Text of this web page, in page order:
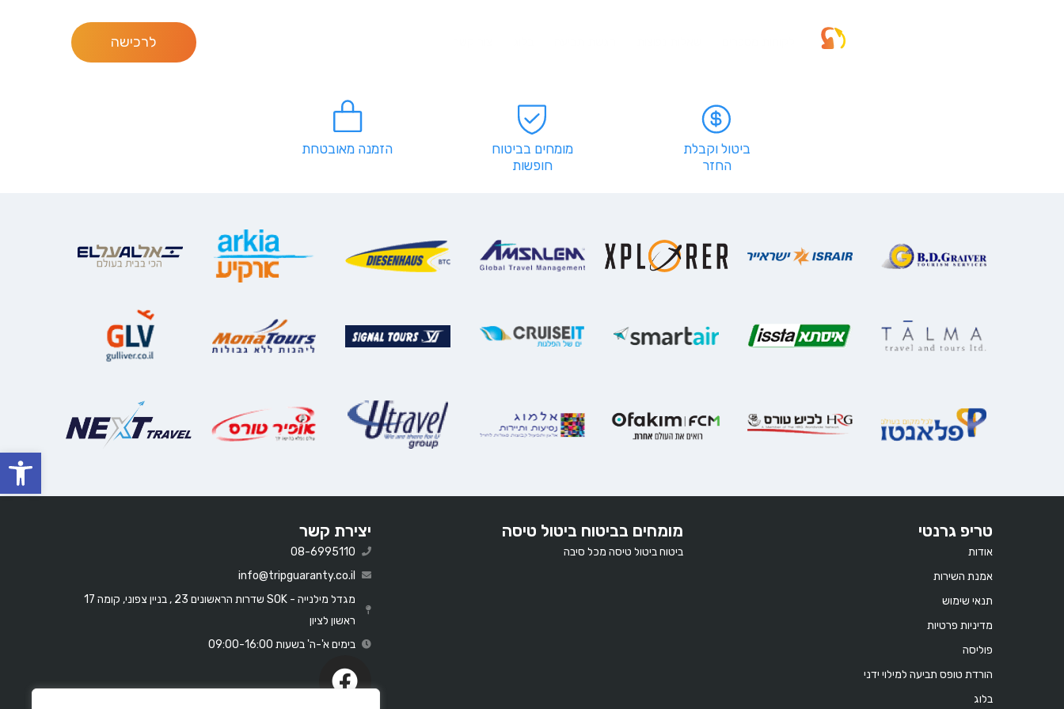
לרכישה
ביטול וקבלת
החזר
מומחים בביטוח
חופשות
הזמנה מאובטחת
טריפ גרנטי
אודות
אמנת השירות
תנאי שימוש
מדיניות פרטיות
פוליסה
הורדת טופס תביעה למילוי ידני
בלוג
מומחים בביטוח ביטול טיסה
ביטוח ביטול טיסה מכל סיבה
יצירת קשר
08-6995110
info@tripguaranty.co.il
מגדל מילנייה - SOK שדרות הראשונים 23 , בניין צפוני, קומה 17
ראשון לציון
בימים א'-ה' בשעות 09:00-16:00